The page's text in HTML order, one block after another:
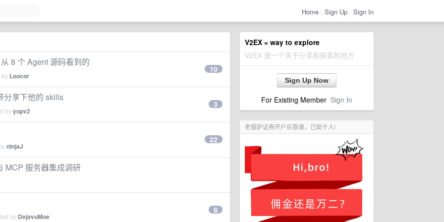
Home Sign Up Sign In
V2EX = way to explore
V2EX 是一个关于分享和探索的地方
Sign Up Now
For Existing Member Sign In
老倔驴证券开户巨靠谱，已助千人!
8 个 Agent 源码看到的
Loocor
10
分享下他的 skills
byyopv2
3
ninjaJ
22
MCP 服务器集成调研
by DejavuMoe
8